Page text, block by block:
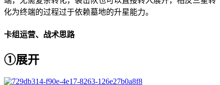
化为终端的过程过于依赖墓地的升星能力。
卡组运营、战术思路
①展开